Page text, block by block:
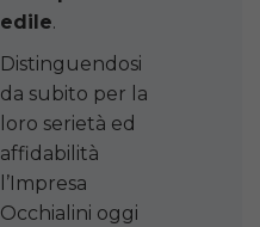
edile.
Distinguendosi
da subito per la
loro serietà ed
affidabilità
l’Impresa
Occhialini oggi